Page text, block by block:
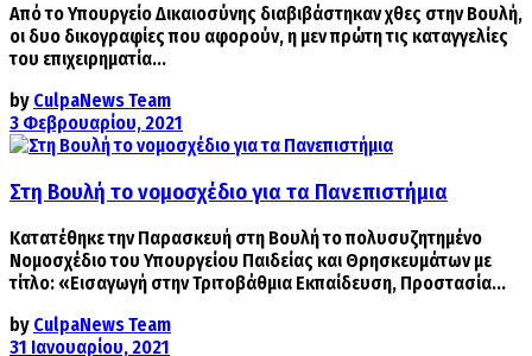
Από το Υπουργείο Δικαιοσύνης διαβιβάστηκαν χθες στην Βουλή,
οι δυο δικογραφίες που αφορούν, η μεν πρώτη τις καταγγελίες
του επιχειρηματία...
by CulpaNews Team
3 Φεβρουαρίου, 2021
Στη Βουλή το νομοσχέδιο για τα Πανεπιστήμια
Κατατέθηκε την Παρασκευή στη Βουλή το πολυσυζητημένο
Νομοσχέδιο του Υπουργείου Παιδείας και Θρησκευμάτων με
τίτλο: «Εισαγωγή στην Τριτοβάθμια Εκπαίδευση, Προστασία...
by CulpaNews Team
31 Ιανουαρίου, 2021